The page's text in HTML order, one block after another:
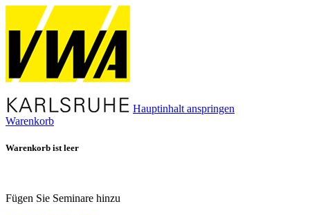
Hauptinhalt anspringen
Warenkorb
Warenkorb ist leer
Fügen Sie Seminare hinzu